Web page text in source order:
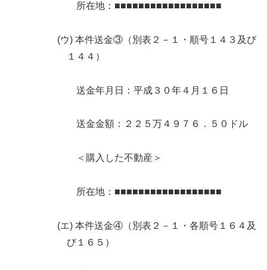
所在地：■■■■■■■■■■■■■■■■■■
(ウ) 本件送金③（別表２－１・順号１４３及び
１４４）
送金年月日：平成３０年４月１６日
送金金額：２２５万４９７６．５０ドル
＜購入した不動産＞
所在地：■■■■■■■■■■■■■■■■■■
(エ) 本件送金④（別表２－１・各順号１６４及
び１６５）